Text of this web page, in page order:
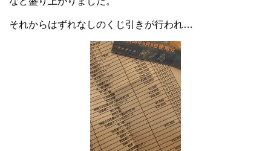
それからはずれなしのくじ引きが行われ…